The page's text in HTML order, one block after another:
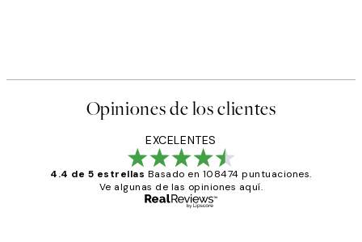
Opiniones de los clientes
EXCELENTES
4.4 de 5 estrellas Basado en 108474 puntuaciones.
Ve algunas de las opiniones aquí.